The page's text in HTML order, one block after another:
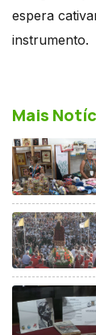
espera
instrumento.
Mais